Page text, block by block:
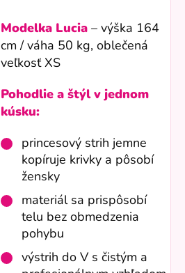
Modelka Lucia – výška 164
cm / váha 50 kg, oblečená
veľkosť XS
Pohodlie a štýl v jednom
kúsku:
princesový strih jemne
kopíruje krivky a pôsobí
žensky
materiál sa prispôsobí
telu bez obmedzenia
pohybu
výstrih do V s čistým a